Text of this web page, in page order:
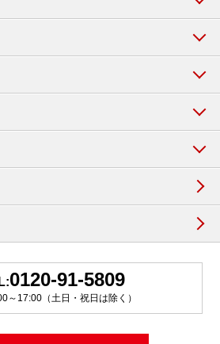
0120-91-5809
～17:00（土日・祝日は除く）